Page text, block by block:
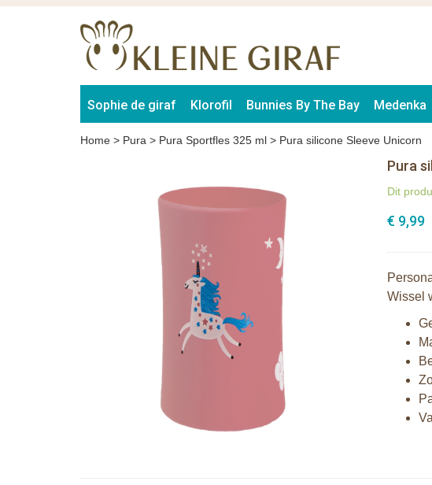
Sophie de giraf Klorofil Bunnies By The Bay Medenka
Home > Pura > Pura Sportfles 325 ml > Pura silicone Sleeve Unicorn
Pura
Dit
€ 9,99
Wissel